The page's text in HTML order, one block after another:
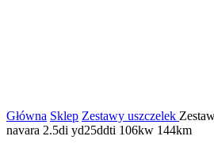
Główna Sklep Zestawy uszczelek
navara 2.5di yd25ddti 106kw 144km